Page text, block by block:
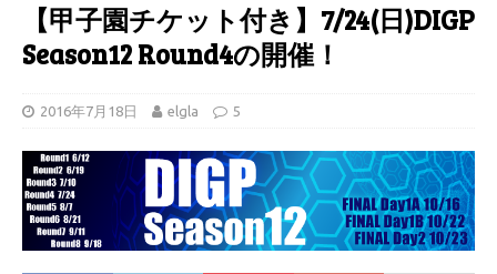
【甲子園チケット付き】7/24(日)DIGP
Season12 Round4の開催！
2016年7月18日 elgla 5